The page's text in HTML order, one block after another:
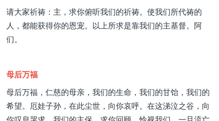
请大家祈祷：主，求你俯听我们的祈祷。使我们所代祷的
人，都能获得你的恩宠。以上所求是靠我们的主基督。阿
们。
母后万福
母后万福，仁慈的母亲，我们的生命，我们的甘饴，我们的
希望。厄娃子孙，在此尘世，向你哀呼。在这涕泣之谷，向